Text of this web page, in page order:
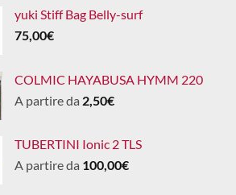
yuki Stiff Bag Belly-surf
75,00€
COLMIC HAYABUSA HYMM 220
A partire da 2,50€
TUBERTINI Ionic 2 TLS
A partire da 100,00€